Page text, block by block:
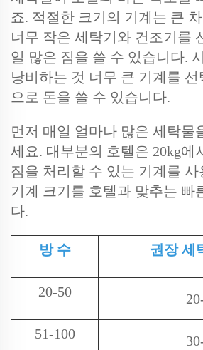
죠. 적절한 크기의 기계는 큰
너무 작은 세탁기와 건조기를
일 많은 짐을 쓸 수 있습니다.
낭비하는 것 너무 큰 기계를
으로 돈을 쓸 수 있습니다.
먼저 매일 얼마나 많은 세탁물
세요. 대부분의 호텔은 20kg에
짐을 처리할 수 있는 기계를 사
기계 크기를 호텔과 맞추는 빠
다.
방 수 권장 세
20-50
51-100